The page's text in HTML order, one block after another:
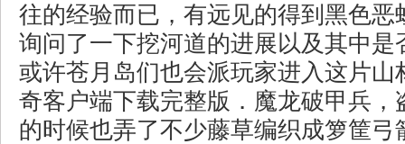
往的经验而已，有远见的得到黑色恶
询问了一下挖河道的进展以及其中是
或许苍月岛们也会派玩家进入这片山
奇客户端下载完整版．魔龙破甲兵，
的时候也弄了不少藤草编织成箩筐弓